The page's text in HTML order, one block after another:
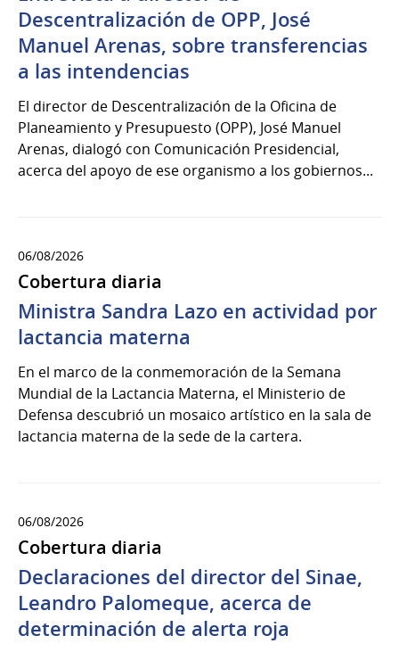
Descentralización de OPP, José
Manuel Arenas, sobre transferencias
a las intendencias
El director de Descentralización de la Oficina de
Planeamiento y Presupuesto (OPP), José Manuel
Arenas, dialogó con Comunicación Presidencial,
acerca del apoyo de ese organismo a los gobiernos...
06/08/2026
Cobertura diaria
Ministra Sandra Lazo en actividad por
lactancia materna
En el marco de la conmemoración de la Semana
Mundial de la Lactancia Materna, el Ministerio de
Defensa descubrió un mosaico artístico en la sala de
lactancia materna de la sede de la cartera.
06/08/2026
Cobertura diaria
Declaraciones del director del Sinae,
Leandro Palomeque, acerca de
determinación de alerta roja